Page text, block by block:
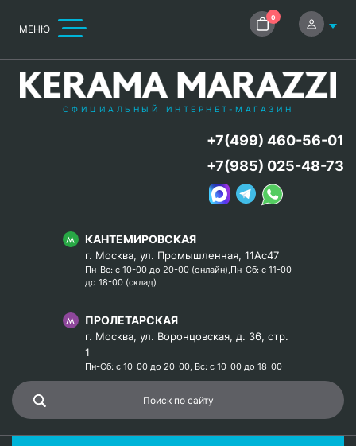
МЕНЮ
0
ОФИЦИАЛЬНЫЙ ИНТЕРНЕТ-МАГАЗИН
КАНТЕМИРОВСКАЯ
г. Москва, ул. Промышленная, 11Ас47
Пн-Вс: с 10-00 до 20-00 (онлайн),Пн-Сб: с 11-00
до 18-00 (склад)
ПРОЛЕТАРСКАЯ
г. Москва, ул. Воронцовская, д. 36, стр.
1
Пн-Сб: с 10-00 до 20-00, Вс: с 10-00 до 18-00
+7(499) 460-56-01
+7(985) 025-48-73